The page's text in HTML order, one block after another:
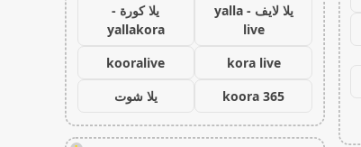
يلا لايف - yalla
live
يلا كورة -
yallakora
kora live
kooralive
koora 365
يلا شوت